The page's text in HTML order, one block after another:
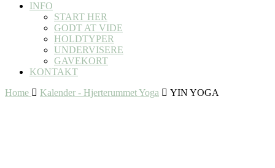
INFO
START HER
GODT AT VIDE
HOLDTYPER
UNDERVISERE
GAVEKORT
KONTAKT
Home
Kalender - Hjerterummet Yoga YIN YOGA